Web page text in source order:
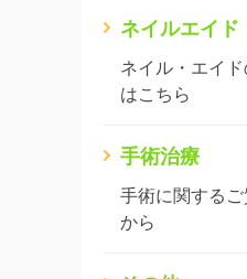
ネイルエイド
ネイル・エイ
はこちら
手術治療
手術に関する
から